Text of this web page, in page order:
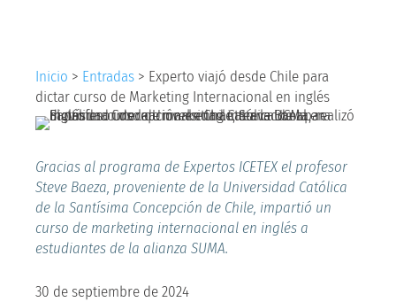
Inicio > Entradas > Experto viajó desde Chile para
dictar curso de Marketing Internacional en inglés
Gracias al programa de Expertos ICETEX el profesor
Steve Baeza, proveniente de la Universidad Católica
de la Santísima Concepción de Chile, impartió un
curso de marketing internacional en inglés a
estudiantes de la alianza SUMA.
30 de septiembre de 2024